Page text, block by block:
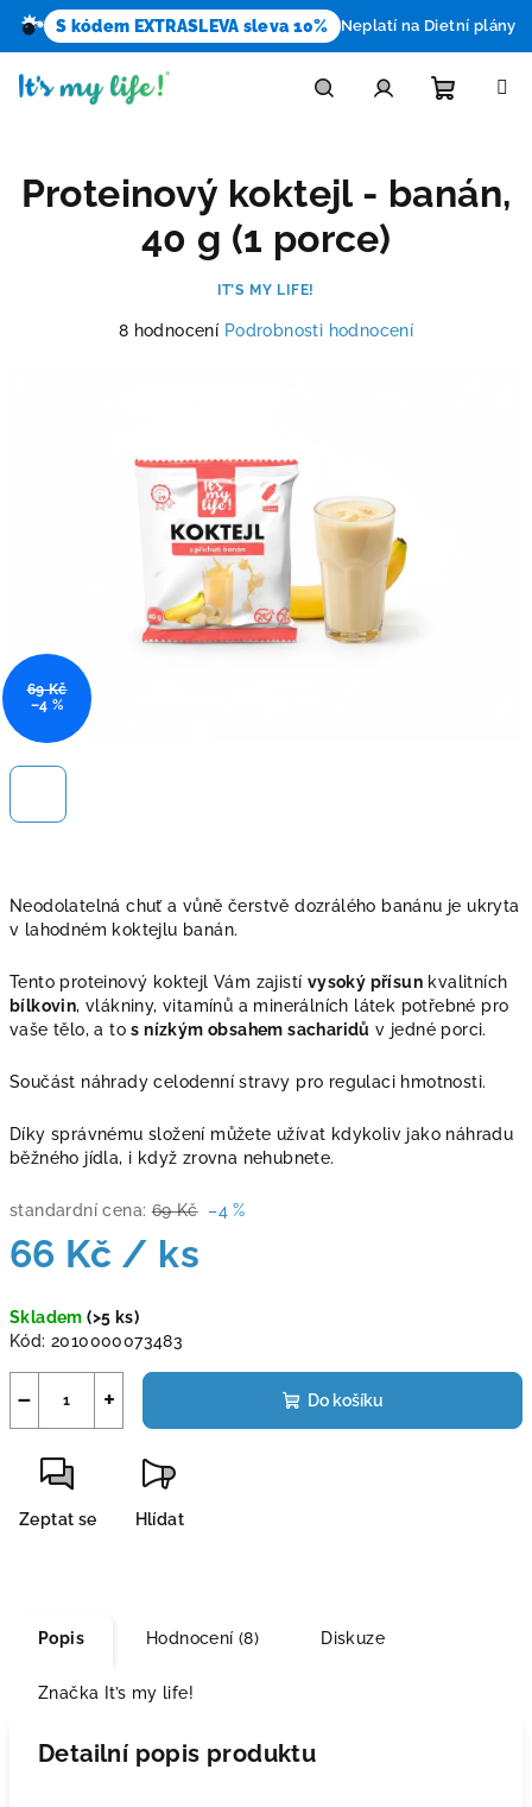
S kódem EXTRASLEVA sleva 10% Neplatí na Dietní plány
košík
Neodolatelná chuť a vůně čerstvě dozrálého banánu je ukryta
v lahodném koktejlu banán.
Tento proteinový koktejl Vám zajistí vysoký přísun kvalitních
bílkovin, vlákniny, vitamínů a minerálních látek potřebné pro
vaše tělo, a tos nízkým obsahem sacharidů v jedné porci.
Součást náhrady celodenní stravy pro regulaci hmotnosti.
Díky správnému složení můžete užívat kdykoliv jako náhradu
běžného jídla, i když zrovna nehubnete.
standardní cena: 69 Kč –4 %
66 Kč / ks
cena:
Skladem(>5 ks)
Kód: 2010000073483
+
− Do košíku
Zeptat se Hlídat
Proteinový koktejl - banán,
40 g (1 porce)
IT’S MY LIFE!
8 hodnocení Podrobnosti hodnocení
69 Kč
–4 %
Popis Hodnocení (8) Diskuze
Značka It’s my life!
Detailní popis produktu